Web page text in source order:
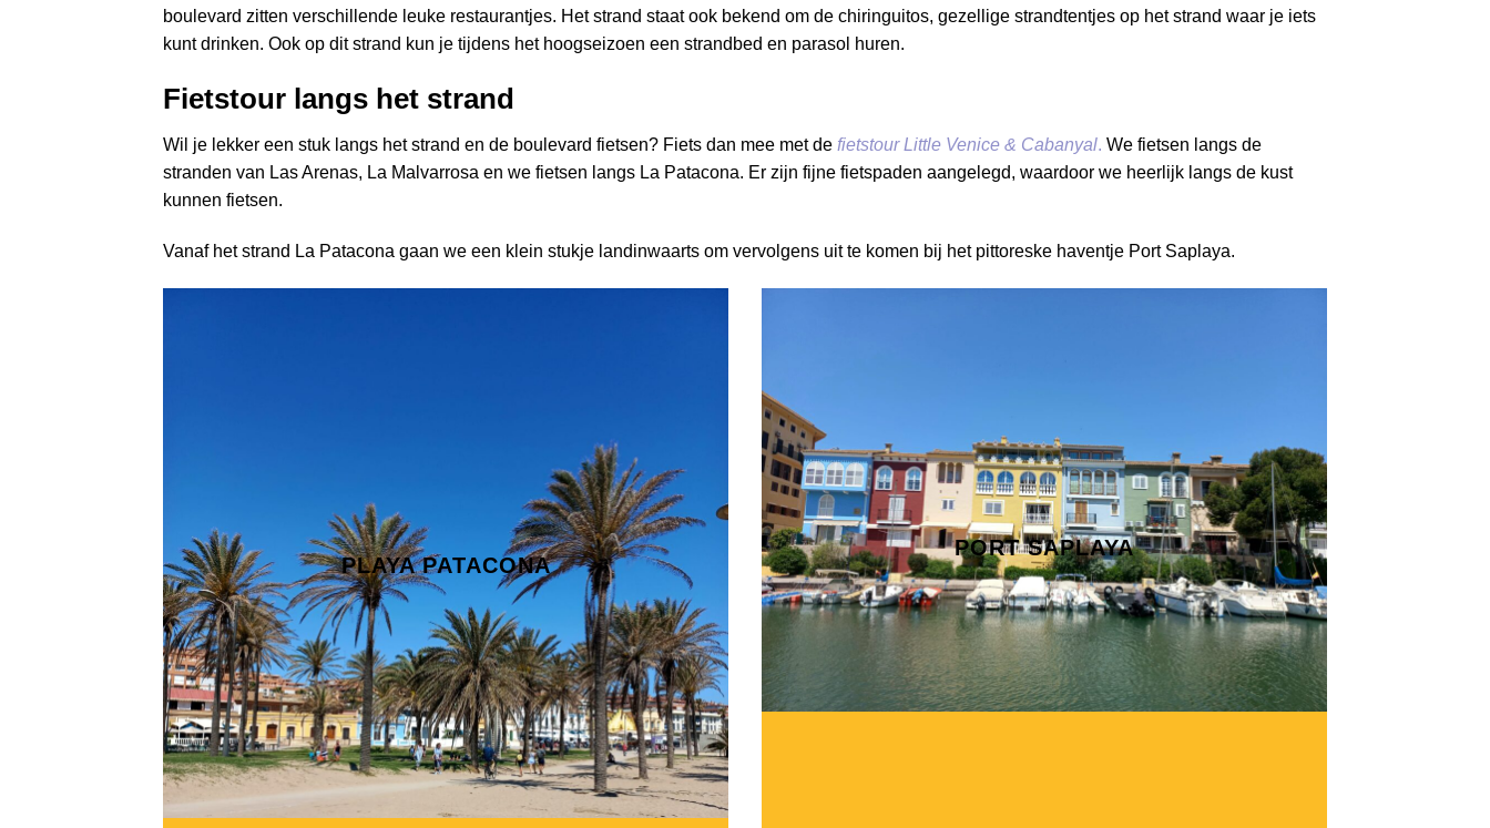
boulevard zitten verschillende leuke restaurantjes. Het strand staat ook bekend om de chiringuitos, gezellige strandtentjes op het strand waar je iets
kunt drinken. Ook op dit strand kun je tijdens het hoogseizoen een strandbed en parasol huren.
Fietstour langs het strand
Wil je lekker een stuk langs het strand en de boulevard fietsen? Fiets dan mee met de fietstour Little Venice & Cabanyal. We fietsen langs de
stranden van Las Arenas, La Malvarrosa en we fietsen langs La Patacona. Er zijn fijne fietspaden aangelegd, waardoor we heerlijk langs de kust
kunnen fietsen.
Vanaf het strand La Patacona gaan we een klein stukje landinwaarts om vervolgens uit te komen bij het pittoreske haventje Port Saplaya.
PLAYA PATACONA
PORT SAPLAYA